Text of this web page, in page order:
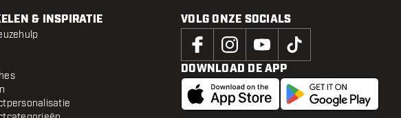
& INSPIRATIE VOLG ONZE SOCIALS
DOWNLOAD DE APP